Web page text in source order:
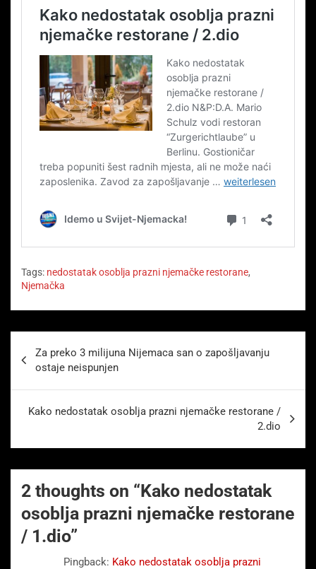
Tags: nedostatak osoblja prazni njemačke restorane,
Njemačka
Za preko 3 milijuna Nijemaca san o zapošljavanju
ostaje neispunjen
Kako nedostatak osoblja prazni njemačke restorane /
2.dio
2 thoughts on “Kako nedostatak
osoblja prazni njemačke restorane
/ 1.dio”
Pingback: Kako nedostatak osoblja prazni